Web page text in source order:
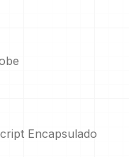
Encapsulado